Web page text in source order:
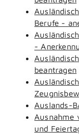
Berufe -
-
beantragen
Auslands-
Ausnahme
und